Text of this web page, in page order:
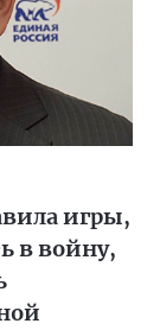
игры,
в войну,